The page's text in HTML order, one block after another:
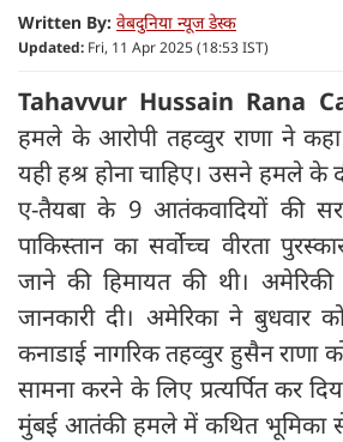
Written By: वेबदुनिया न्यूज डेस्क
Updated: Fri, 11 Apr 2025 (18:53 IST)
Tahavvur Hussain Rana
हमले के आरोपी तहव्वुर राणा ने कहा
यही हश्र होना चाहिए। उसने हमले के
ए-तैयबा के 9 आतंकवादियों की
पाकिस्तान का सर्वोच्च वीरता
जाने की हिमायत की थी।
जानकारी दी। अमेरिका ने बुधवार
कनाडाई नागरिक तहव्वुर हुसैन राणा
सामना करने के लिए प्रत्यर्पित कर
मुंबई आतंकी हमले में कथित भूमिका